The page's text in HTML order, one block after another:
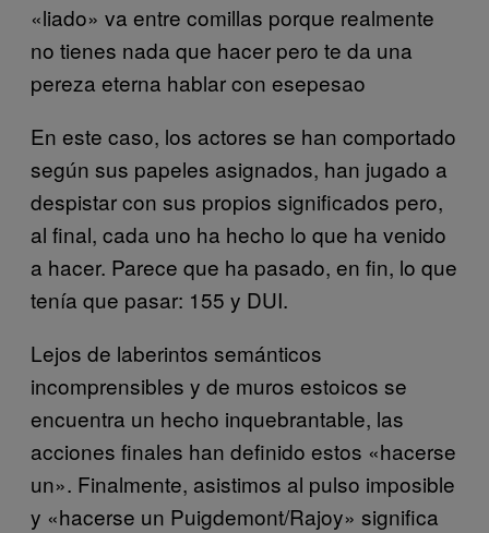
«liado» va entre comillas porque realmente
no tienes nada que hacer pero te da una
pereza eterna hablar con esepesao
En este caso, los actores se han comportado
según sus papeles asignados, han jugado a
despistar con sus propios significados pero,
al final, cada uno ha hecho lo que ha venido
a hacer. Parece que ha pasado, en fin, lo que
tenía que pasar: 155 y DUI.
Lejos de laberintos semánticos
incomprensibles y de muros estoicos se
encuentra un hecho inquebrantable, las
acciones finales han definido estos «hacerse
un». Finalmente, asistimos al pulso imposible
y «hacerse un Puigdemont/Rajoy» significa